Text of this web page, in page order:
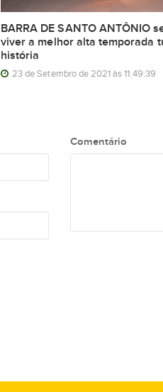
BARRA DE SANTO ANTÔNIO
viver a melhor alta temporada
história
23 de Setembro de 2021 às 11:49:39
Comentário